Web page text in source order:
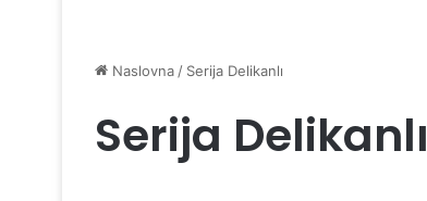
Naslovna / Serija Delikanlı
Serija Delikanlı